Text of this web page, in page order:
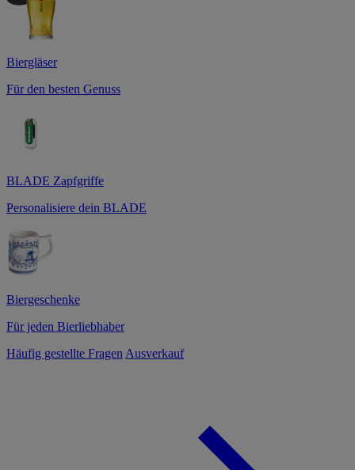
Biergläser
Für den besten Genuss
BLADE Zapfgriffe
Personalisiere dein BLADE
Biergeschenke
Für jeden Bierliebhaber
Häufig gestellte Fragen Ausverkauf